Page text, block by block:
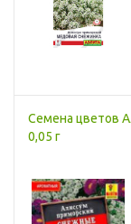
Семена цветов
0,05 г